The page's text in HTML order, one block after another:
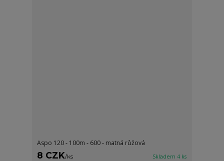
Aspo 120 - 100m - 600 - matná růžová
8 CZK/ks Skladem 4 ks